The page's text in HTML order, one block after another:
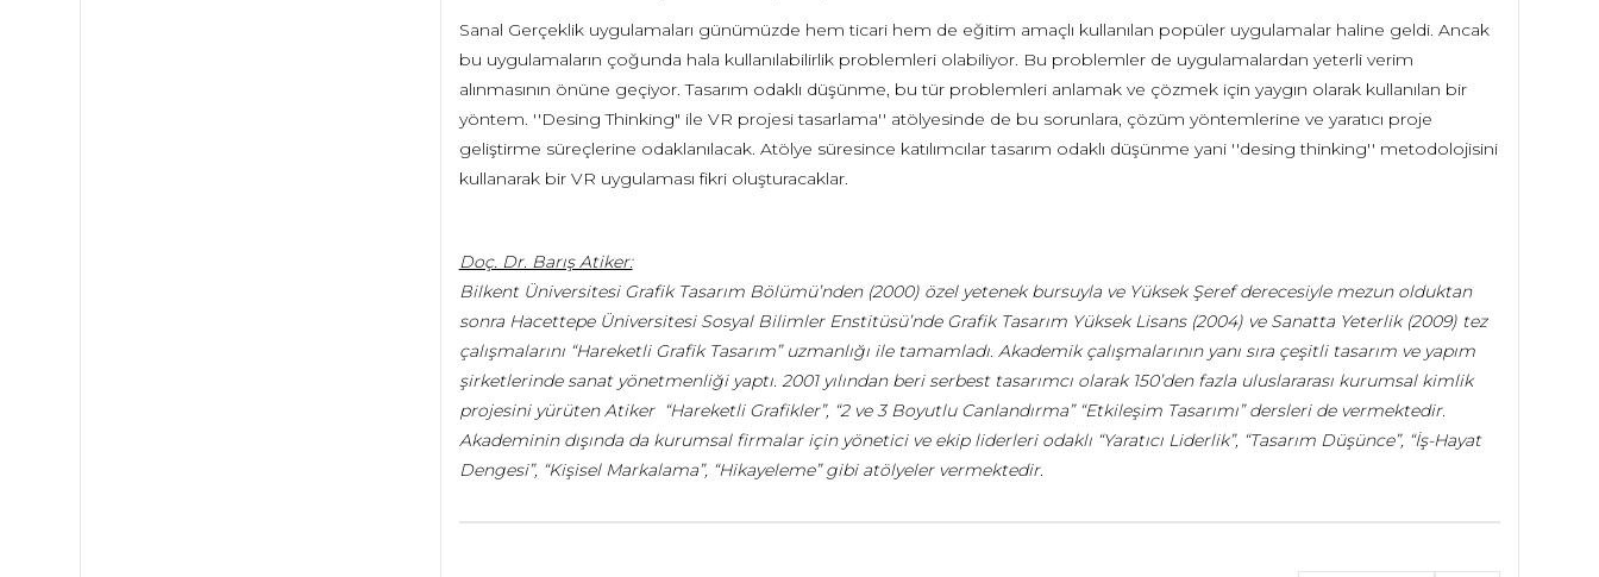
Sanal Gerçeklik uygulamaları günümüzde hem ticari hem de eğitim amaçlı kullanılan popüler uygulamalar haline geldi. Ancak
bu uygulamaların çoğunda hala kullanılabilirlik problemleri olabiliyor. Bu problemler de uygulamalardan yeterli verim
alınmasının önüne geçiyor. Tasarım odaklı düşünme, bu tür problemleri anlamak ve çözmek için yaygın olarak kullanılan bir
yöntem. ''Desing Thinking" ile VR projesi tasarlama'' atölyesinde de bu sorunlara, çözüm yöntemlerine ve yaratıcı proje
geliştirme süreçlerine odaklanılacak. Atölye süresince katılımcılar tasarım odaklı düşünme yani ''desing thinking'' metodolojisini
kullanarak bir VR uygulaması fikri oluşturacaklar.
Doç. Dr. Barış Atiker:
Bilkent Üniversitesi Grafik Tasarım Bölümü’nden (2000) özel yetenek bursuyla ve Yüksek Şeref derecesiyle mezun olduktan
sonra Hacettepe Üniversitesi Sosyal Bilimler Enstitüsü’nde Grafik Tasarım Yüksek Lisans (2004) ve Sanatta Yeterlik (2009) tez
çalışmalarını “Hareketli Grafik Tasarım” uzmanlığı ile tamamladı. Akademik çalışmalarının yanı sıra çeşitli tasarım ve yapım
şirketlerinde sanat yönetmenliği yaptı. 2001 yılından beri serbest tasarımcı olarak 150’den fazla uluslararası kurumsal kimlik
projesini yürüten Atiker “Hareketli Grafikler”, “2 ve 3 Boyutlu Canlandırma” “Etkileşim Tasarımı” dersleri de vermektedir.
Akademinin dışında da kurumsal firmalar için yönetici ve ekip liderleri odaklı “Yaratıcı Liderlik”, “Tasarım Düşünce”, “İş-Hayat
Dengesi”, “Kişisel Markalama”, “Hikayeleme” gibi atölyeler vermektedir.